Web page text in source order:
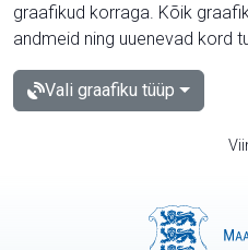
graafikud korraga. Kõik
andmeid ning uuenevad kord
Vali graafiku tüüp